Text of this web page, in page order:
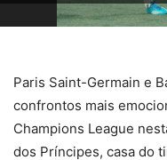
Paris Saint-Germain e
confrontos mais
Champions League
dos Príncipes, casa do